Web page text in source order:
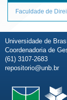
Faculdade de
Universidade de
Coordenadoria de
(61) 3107-2683
repositorio@unb.br